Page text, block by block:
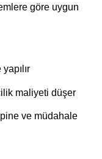
göre uygun
maliyeti düşer
ve müdahale